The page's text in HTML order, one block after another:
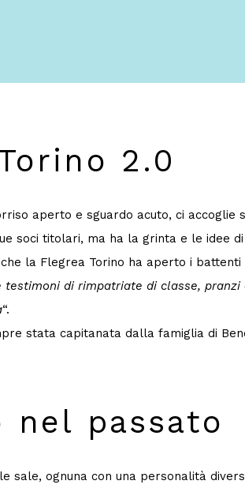
2.0
aperto e sguardo acuto, ci accoglie
soci titolari, ma ha la grinta e le idee
la Flegrea Torino ha aperto i
testimoni di rimpatriate di classe,
“.
stata capitanata dalla famiglia di
nel passato
sale, ognuna con una personalità